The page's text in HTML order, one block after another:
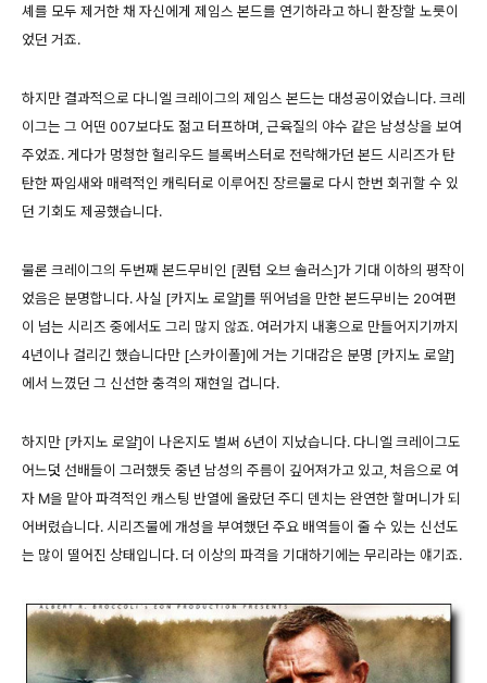
셰를 모두 제거한 채 자신에게 제임스 본드를 연기하라고 하니 환장할 노릇이
었던 거죠.
하지만 결과적으로 다니엘 크레이그의 제임스 본드는 대성공이었습니다. 크레
이그는 그 어떤 007보다도 젊고 터프하며, 근육질의 야수 같은 남성상을 보여
주었죠. 게다가 멍청한 헐리우드 블록버스터로 전락해가던 본드 시리즈가 탄
탄한 짜임새와 매력적인 캐릭터로 이루어진 장르물로 다시 한번 회귀할 수 있
던 기회도 제공했습니다.
물론 크레이그의 두번째 본드무비인 [퀀텀 오브 솔러스]가 기대 이하의 평작이
었음은 분명합니다. 사실 [카지노 로얄]를 뛰어넘을 만한 본드무비는 20여편
이 넘는 시리즈 중에서도 그리 많지 않죠. 여러가지 내홍으로 만들어지기까지
4년이나 걸리긴 했습니다만 [스카이폴]에 거는 기대감은 분명 [카지노 로얄]
에서 느꼈던 그 신선한 충격의 재현일 겁니다.
하지만 [카지노 로얄]이 나온지도 벌써 6년이 지났습니다. 다니엘 크레이그도
어느덧 선배들이 그러했듯 중년 남성의 주름이 깊어져가고 있고, 처음으로 여
자 M을 맡아 파격적인 캐스팅 반열에 올랐던 주디 덴치는 완연한 할머니가 되
어버렸습니다. 시리즈물에 개성을 부여했던 주요 배역들이 줄 수 있는 신선도
는 많이 떨어진 상태입니다. 더 이상의 파격을 기대하기에는 무리라는 얘기죠.